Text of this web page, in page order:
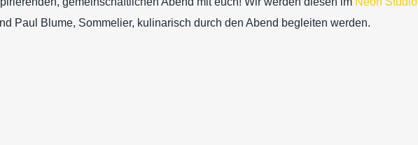
Paul Blume, Sommelier, kulinarisch durch den Abend begleiten werden.